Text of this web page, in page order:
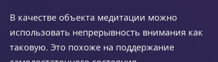
В качестве объекта медитации можно
использовать непрерывность внимания как
таковую. Это похоже на поддержание